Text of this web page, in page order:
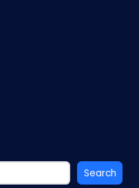
Search